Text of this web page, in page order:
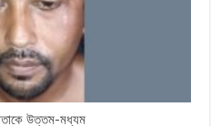
উত্তম-মধ্যম